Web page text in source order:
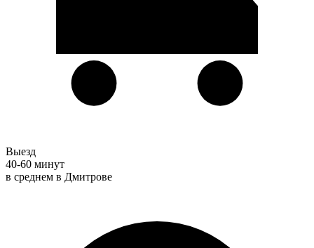
Выезд
40-60 минут
в среднем в Дмитрове